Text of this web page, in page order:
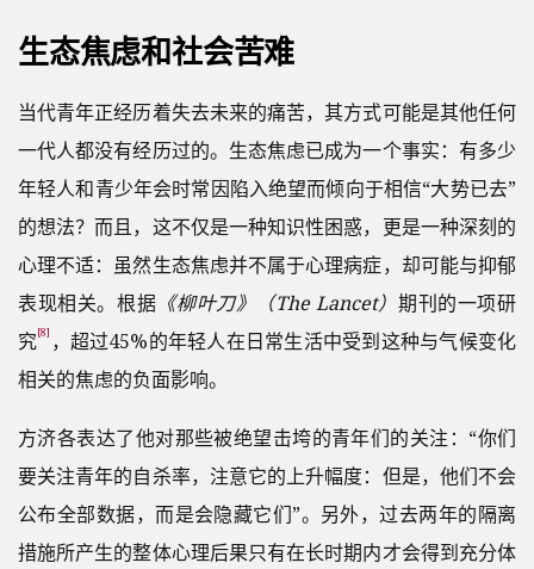
生态焦虑和社会苦难
当代青年正经历着失去未来的痛苦，其方式可能是其他任何
一代人都没有经历过的。生态焦虑已成为一个事实：有多少
年轻人和青少年会时常因陷入绝望而倾向于相信“大势已去”
的想法？而且，这不仅是一种知识性困惑，更是一种深刻的
心理不适：虽然生态焦虑并不属于心理病症，却可能与抑郁
表现相关。根据 《柳叶刀》（The Lancet） 期刊的一项研
究[8] ，超过45%的年轻人在日常生活中受到这种与气候变化
相关的焦虑的负面影响。
方济各表达了他对那些被绝望击垮的青年们的关注：“你们
要关注青年的自杀率，注意它的上升幅度：但是，他们不会
公布全部数据，而是会隐藏它们”。另外，过去两年的隔离
措施所产生的整体心理后果只有在长时期内才会得到充分体